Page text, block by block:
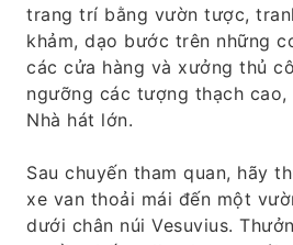
trang trí bằng vườn tược,
khảm, dạo bước trên những
các cửa hàng và xưởng thủ
ngưỡng các tượng thạch cao,
Nhà hát lớn.
Sau chuyến tham quan, hãy
xe van thoải mái đến một
dưới chân núi Vesuvius.